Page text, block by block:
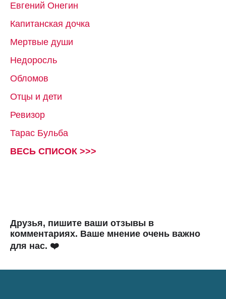
Евгений Онегин
Капитанская дочка
Мертвые души
Недоросль
Обломов
Отцы и дети
Ревизор
Тарас Бульба
ВЕСЬ СПИСОК >>>
Друзья, пишите ваши отзывы в
комментариях. Ваше мнение очень важно
для нас. ❤️